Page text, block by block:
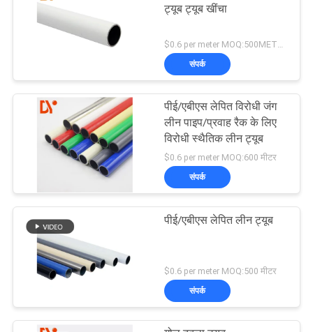
ट्यूब ट्यूब खींचा
संपर्क
पीई/एबीएस लेपित विरोधी जंग
लीन पाइप/प्रवाह रैक के लिए
विरोधी स्थैतिक लीन ट्यूब
$0.6 per meter MOQ:600 मीटर
संपर्क
पीई/एबीएस लेपित लीन ट्यूब
$0.6 per meter MOQ:500 मीटर
संपर्क